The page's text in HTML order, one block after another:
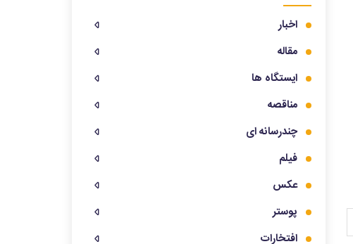
اخبار
مقاله
ایستگاه ها
مناقصه
چندرسانه ای
فیلم
عکس
پوستر
افتخارات